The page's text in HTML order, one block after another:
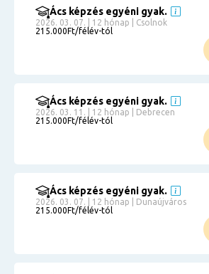
Ács képzés egyéni gyak.
2026. 03. 07. | 12 hónap | Csolnok
215.000Ft/félév-tól
Ács képzés egyéni gyak.
2026. 03. 11. | 12 hónap | Debrecen
215.000Ft/félév-tól
Ács képzés egyéni gyak.
2026. 03. 07. | 12 hónap | Dunaújváros
215.000Ft/félév-tól